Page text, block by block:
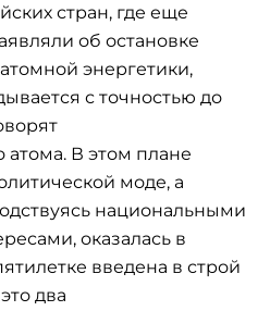
стран, где еще
об остановке
энергетики,
с точностью до
атома. В этом плане
моде, а
национальными
оказалась в
введена в строй
два